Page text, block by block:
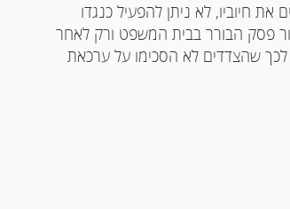
חיוביו, לא ניתן להפעיל כנגדו
פסק הבורר בבית המשפט ורק לאחר
לכך שהצדדים לא הסכימו על ערכאת